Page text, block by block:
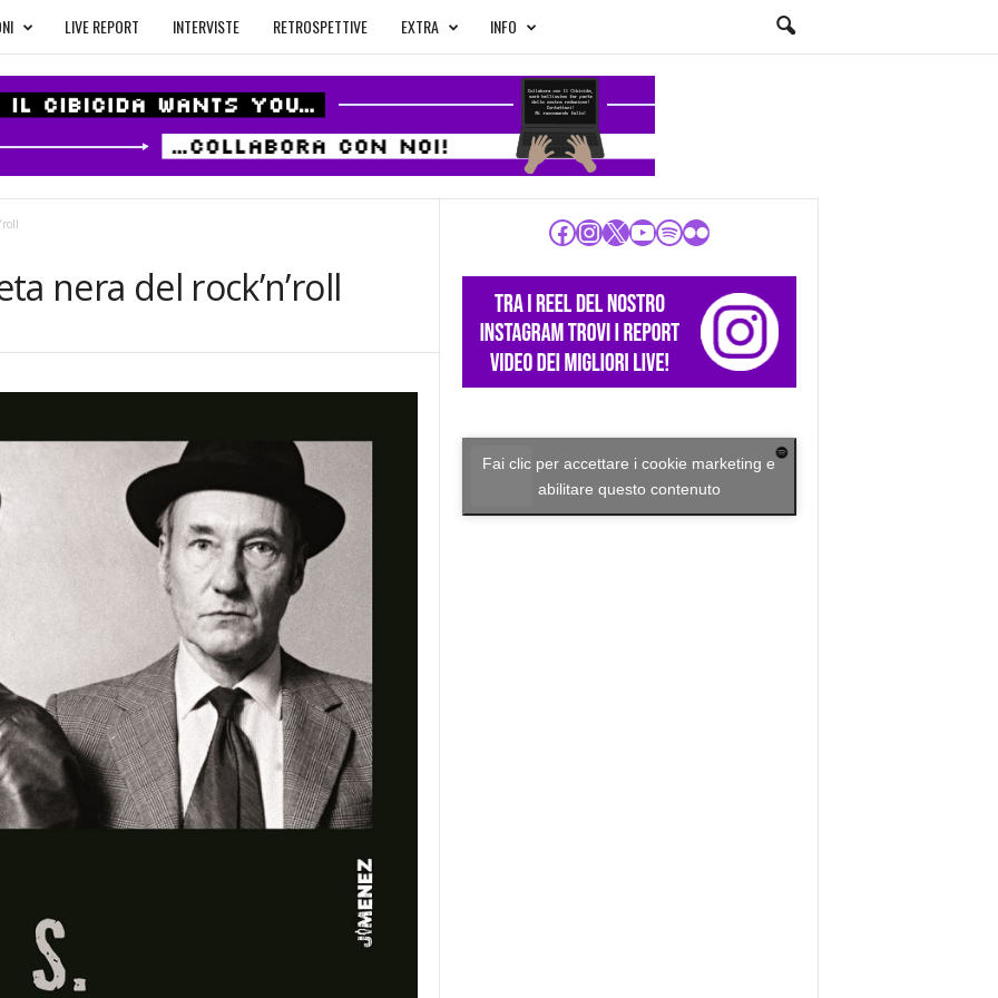
LIVE REPORT INTERVISTE RETROSPETTIVE EXTRA INFO
nera del rock’n’roll
Facebook
Instagram
X YouTube
Spotify
Flickr
Fai clic per accettare i cookie marketing e
abilitare questo contenuto